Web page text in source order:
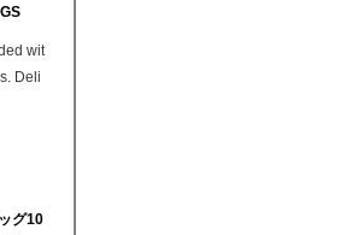
wit
Deli
グ10